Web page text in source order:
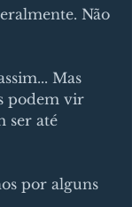
Não
Mas
podem vir
ser até
por alguns